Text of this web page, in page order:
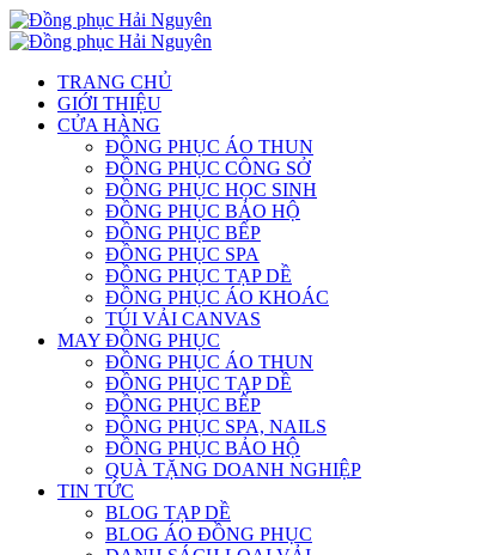
TRANG CHỦ
GIỚI THIỆU
CỬA HÀNG
ĐỒNG PHỤC ÁO THUN
ĐỒNG PHỤC CÔNG SỞ
ĐỒNG PHỤC HỌC SINH
ĐỒNG PHỤC BẢO HỘ
ĐỒNG PHỤC BẾP
ĐỒNG PHỤC SPA
ĐỒNG PHỤC TẠP DỀ
ĐỒNG PHỤC ÁO KHOÁC
TÚI VẢI CANVAS
MAY ĐỒNG PHỤC
ĐỒNG PHỤC ÁO THUN
ĐỒNG PHỤC TẠP DỀ
ĐỒNG PHỤC BẾP
ĐỒNG PHỤC SPA, NAILS
ĐỒNG PHỤC BẢO HỘ
QUÀ TẶNG DOANH NGHIỆP
TIN TỨC
BLOG TẠP DỀ
BLOG ÁO ĐỒNG PHỤC